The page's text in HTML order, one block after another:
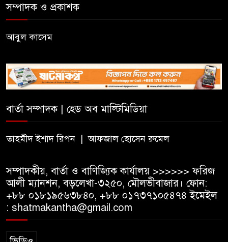
ঝালকাঠির ভাসমান পেয়ারা হাটে
সম্পাদক ও প্রকাশক
আবুল কাসেম
বার্তা সম্পাদক | হেড অব মাল্টিমিডিয়া
তাহমীদ ইশাদ রিপন | আফজাল হোসেন রুমেল
সম্পাদকীয়, বার্তা ও বাণিজ্যিক কার্যালয় >>>>>> ফরিজ
আলী ম্যানশন, বড়লেখা-৩২৫০, মৌলভীবাজার। ফোন:
+৮৮ ০১৮১৯৫৬৩৮৪০, +৮৮ ০১৭৩৭১০৫৪৭৪ ইমেইল
: shatmakantha@gmail.com